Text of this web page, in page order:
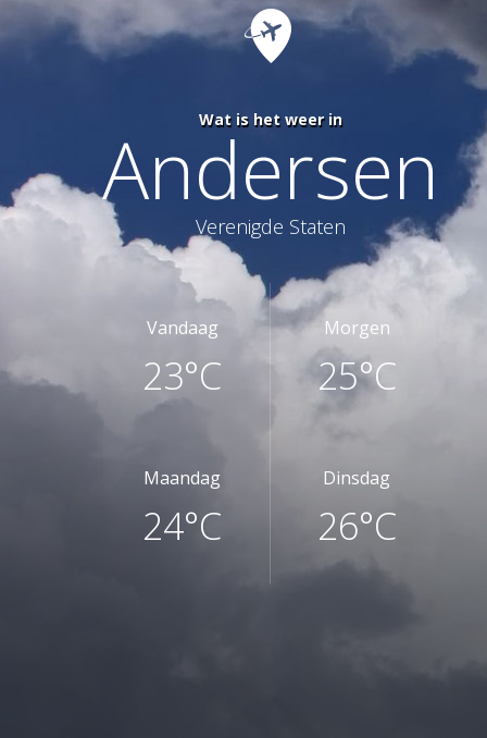
Wat is het weer in
Andersen
Verenigde Staten
Vandaag
23°C
Morgen
25°C
Maandag
24°C
Dinsdag
26°C